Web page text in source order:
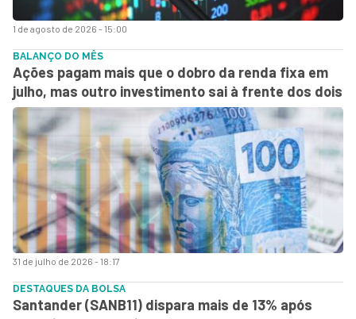
1 de agosto de 2026 - 15:00
31 de julho de 2026 - 18:17
BALANÇO DO MÊS
Ações pagam mais que o dobro da renda fixa em
julho, mas outro investimento sai à frente dos dois
DESTAQUES DA BOLSA
Santander (SANB11) dispara mais de 13% após